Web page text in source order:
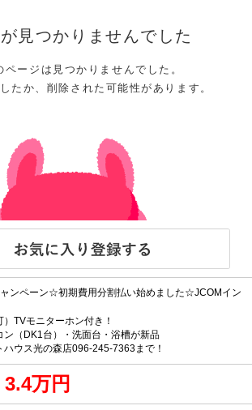
ンペーン☆初期費用分割払い始めました☆JCOMイン
TVモニターホン付き！
ン（DK1台）・洗面台・浴槽が新品
ウス光の森店096-245-7363まで！
3.4万円